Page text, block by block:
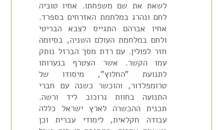
לשאת את שם משפחתו. אחיו טוביה
לחם ונהרג במלחמת האזרחים בספרד.
אחיו אברהם התגייס לצבא הבריטי
ולחם במלחמת העולם השניה, בסיומה
חזר לפולין. עם רדת מסך הברזל נותק
עמו הקשר. אשר הצטרף בנערותו
לתנועת "החלוץ", מיסודו של
טרומפלדור, והוכשר כשנה עם חברי
התנועה בחוות גרוכוב ליד ורשה.
תכנית ההכשרה לארץ ישראל כללה
עבודה חקלאית, לימודי עברית וכן